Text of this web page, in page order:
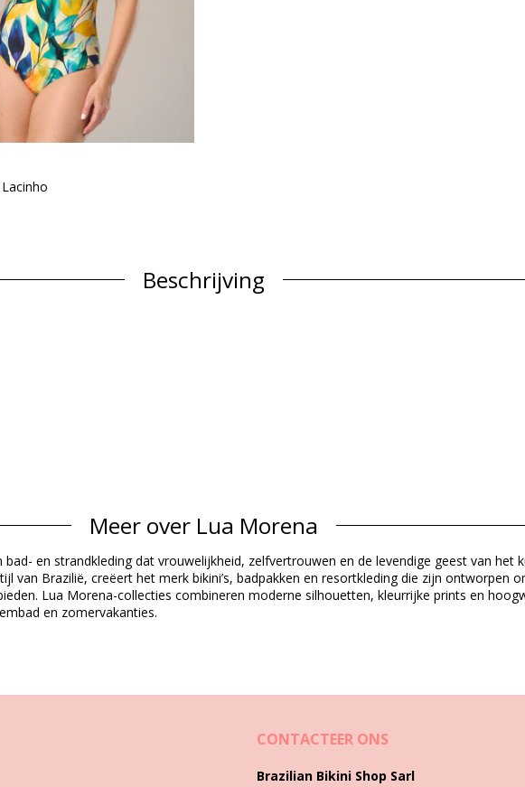
Beschrijving
Materiaal buitenlaag
Productgegevens
Meer over Lua Morena
bad- en strandkleding dat vrouwelijkheid, zelfvertrouwen en de levendige geest van het
van Brazilië, creëert het merk bikini’s, badpakken en resortkleding die zijn ontworpen
Lua Morena-collecties combineren moderne silhouetten, kleurrijke prints en
en zomervakanties.
CONTACTEER ONS
Brazilian Bikini Shop Sarl